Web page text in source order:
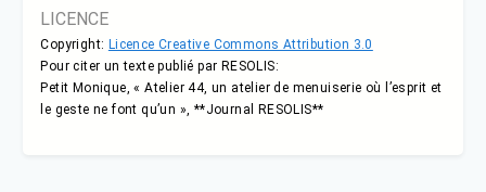
LICENCE
Copyright: Licence Creative Commons Attribution 3.0
Pour citer un texte publié par RESOLIS:
Petit Monique, « Atelier 44, un atelier de menuiserie où l’esprit et
le geste ne font qu’un », **Journal RESOLIS**